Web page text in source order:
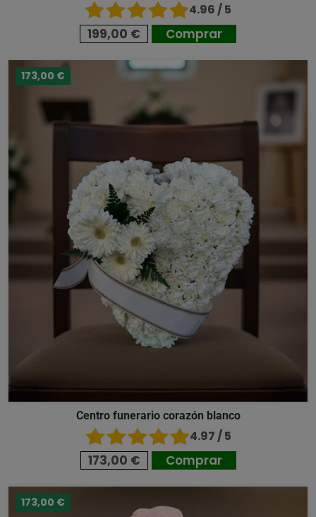
4.96 / 5
199,00 € Comprar
173,00 €
Centro funerario corazón blanco
4.97 / 5
173,00 € Comprar
173,00 €